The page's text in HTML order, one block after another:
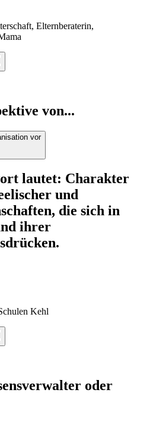
Elternberaterin,
von...
vor
lautet: Charakter
und
die sich in
ihrer
Kehl
oder